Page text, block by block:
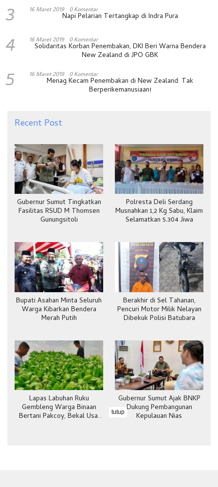
3 16 Maret 2019 0 Komentar
Napi Pelarian Tertangkap di Indra Pura
4 16 Maret 2019 0 Komentar
Solidaritas Korban Penembakan, DKI Beri Warna Bendera
New Zealand di JPO GBK
5 16 Maret 2019 0 Komentar
Menag Kecam Penembakan di New Zealand: Tak
Berperikemanusiaan!
Recent Post
Gubernur Sumut Tingkatkan
Fasilitas RSUD M Thomsen
Gunungsitoli
Polresta Deli Serdang
Musnahkan 1,2 Kg Sabu, Klaim
Selamatkan 5.304 Jiwa
Bupati Asahan Minta Seluruh
Warga Kibarkan Bendera
Merah Putih
Berakhir di Sel Tahanan,
Pencuri Motor Milik Nelayan
Dibekuk Polisi Batubara
Lapas Labuhan Ruku
Gembleng Warga Binaan
Bertani Pakcoy, Bekal Usai
Gubernur Sumut Ajak BNKP
Dukung Pembangunan
Kepulauan Nias
tutup